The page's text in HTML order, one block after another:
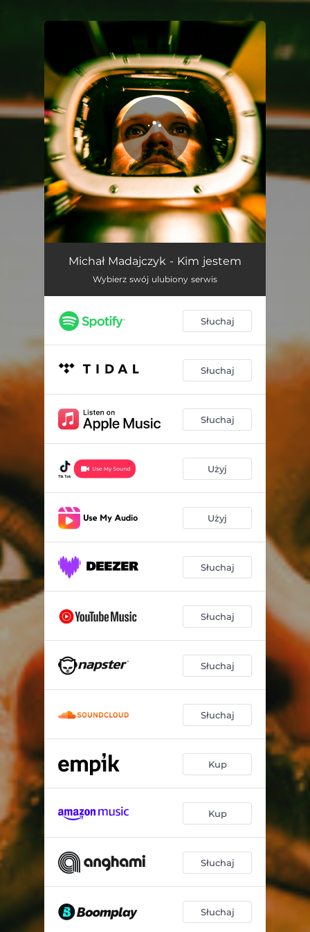
You're all set!
Kim jestem 03:30
Michał Madajczyk - Kim jestem
Wybierz swój ulubiony serwis
Słuchaj
Słuchaj
Słuchaj
Użyj
Użyj
Słuchaj
Słuchaj
Słuchaj
Słuchaj
Kup
Kup
Słuchaj
Słuchaj